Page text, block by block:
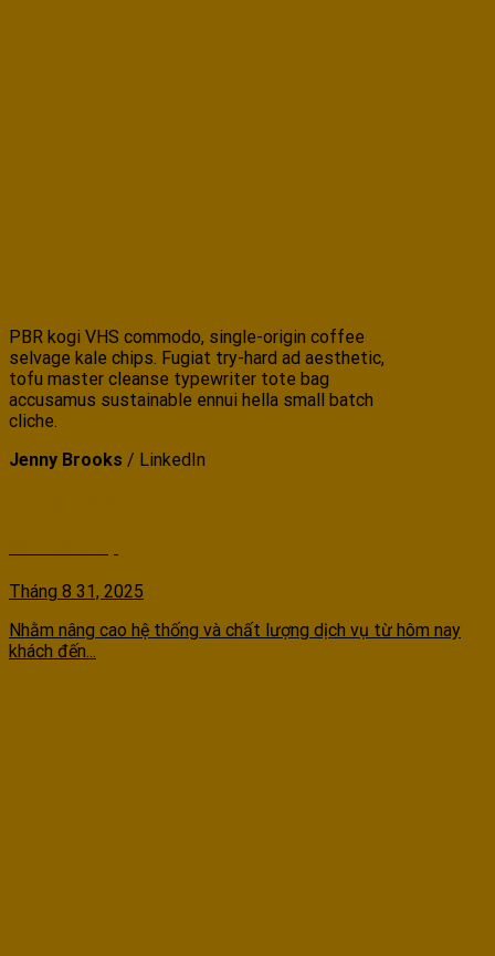
PBR kogi VHS commodo, single-origin coffee
selvage kale chips. Fugiat try-hard ad aesthetic,
tofu master cleanse typewriter tote bag
accusamus sustainable ennui hella small batch
cliche.
Jenny Brooks / LinkedIn
Tháng 8 31, 2025
Nhằm nâng cao hệ thống và chất lượng dịch vụ từ hôm nay
khách đến...